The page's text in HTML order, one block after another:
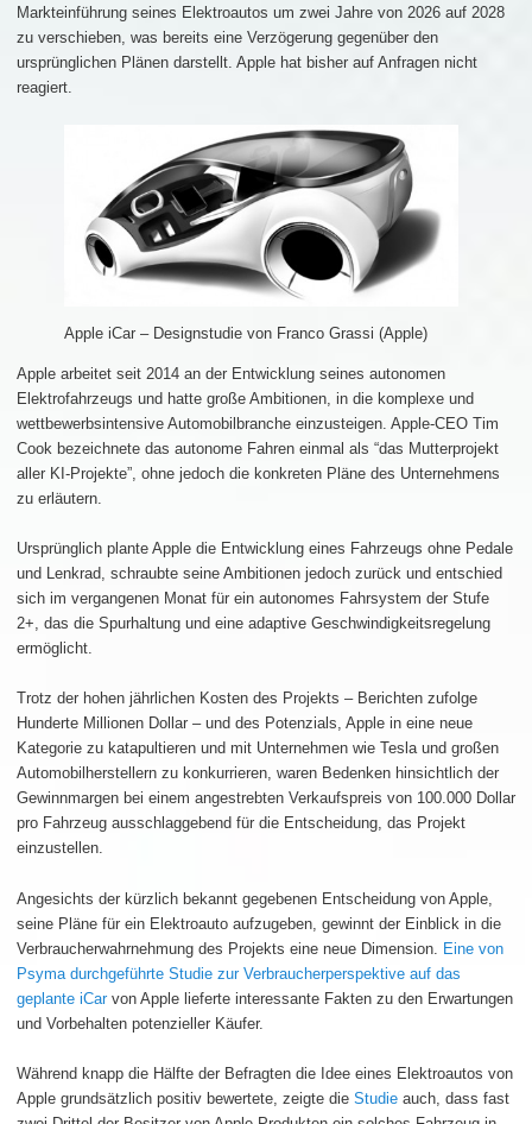
Markteinführung seines Elektroautos um zwei Jahre von 2026 auf 2028
zu verschieben, was bereits eine Verzögerung gegenüber den
ursprünglichen Plänen darstellt. Apple hat bisher auf Anfragen nicht
reagiert.
Apple iCar – Designstudie von Franco Grassi (Apple)
Apple arbeitet seit 2014 an der Entwicklung seines autonomen
Elektrofahrzeugs und hatte große Ambitionen, in die komplexe und
wettbewerbsintensive Automobilbranche einzusteigen. Apple-CEO Tim
Cook bezeichnete das autonome Fahren einmal als “das Mutterprojekt
aller KI-Projekte”, ohne jedoch die konkreten Pläne des Unternehmens
zu erläutern.
Ursprünglich plante Apple die Entwicklung eines Fahrzeugs ohne Pedale
und Lenkrad, schraubte seine Ambitionen jedoch zurück und entschied
sich im vergangenen Monat für ein autonomes Fahrsystem der Stufe
2+, das die Spurhaltung und eine adaptive Geschwindigkeitsregelung
ermöglicht.
Trotz der hohen jährlichen Kosten des Projekts – Berichten zufolge
Hunderte Millionen Dollar – und des Potenzials, Apple in eine neue
Kategorie zu katapultieren und mit Unternehmen wie Tesla und großen
Automobilherstellern zu konkurrieren, waren Bedenken hinsichtlich der
Gewinnmargen bei einem angestrebten Verkaufspreis von 100.000 Dollar
pro Fahrzeug ausschlaggebend für die Entscheidung, das Projekt
einzustellen.
Angesichts der kürzlich bekannt gegebenen Entscheidung von Apple,
seine Pläne für ein Elektroauto aufzugeben, gewinnt der Einblick in die
Verbraucherwahrnehmung des Projekts eine neue Dimension. Eine von
Psyma durchgeführte Studie zur Verbraucherperspektive auf das
geplante iCarvon Apple lieferte interessante Fakten zu den Erwartungen
und Vorbehalten potenzieller Käufer.
Während knapp die Hälfte der Befragten die Idee eines Elektroautos von
Apple grundsätzlich positiv bewertete, zeigte die Studie auch, dass fast